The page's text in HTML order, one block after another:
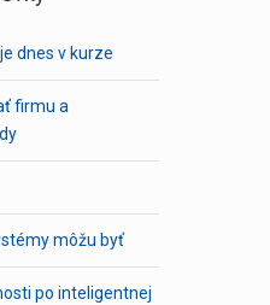
dnes v kurze
firmu a
môžu byť
po inteligentnej